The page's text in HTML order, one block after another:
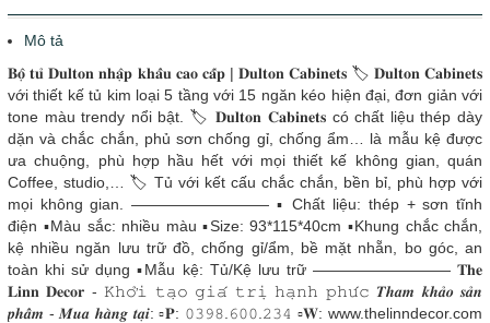
Mô tả
𝐁𝐨̣̂ 𝐭𝐮̉ 𝐃𝐮𝐥𝐭𝐨𝐧 𝐧𝐡𝐚̣̂𝐩 𝐤𝐡𝐚̂̉𝐮 𝐜𝐚𝐨 𝐜𝐚̂́𝐩 | 𝐃𝐮𝐥𝐭𝐨𝐧 𝐂𝐚𝐛𝐢𝐧𝐞𝐭𝐬 🏷 𝐃𝐮𝐥𝐭𝐨𝐧 𝐂𝐚𝐛𝐢𝐧𝐞𝐭𝐬
với thiết kế tủ kim loại 5 tầng với 15 ngăn kéo hiện đại, đơn giản với
tone màu trendy nổi bật. 🏷 𝐃𝐮𝐥𝐭𝐨𝐧 𝐂𝐚𝐛𝐢𝐧𝐞𝐭𝐬 có chất liệu thép dày
dặn và chắc chắn, phủ sơn chống gỉ, chống ẩm… là mẫu kệ được
ưa chuộng, phù hợp hầu hết với mọi thiết kế không gian, quán
Coffee, studio,… 🏷 Tủ với kết cấu chắc chắn, bền bỉ, phù hợp với
mọi không gian. ————————— ▪️ Chất liệu: thép + sơn tĩnh
điện ▪️Màu sắc: nhiều màu ▪️Size: 93*115*40cm ▪️Khung chắc chắn,
kệ nhiều ngăn lưu trữ đồ, chống gỉ/ẩm, bề mặt nhẵn, bo góc, an
toàn khi sử dụng ▪️Mẫu kệ: Tủ/Kệ lưu trữ ————————— 𝐓𝐡𝐞
𝐋𝐢𝐧𝐧 𝐃𝐞𝐜𝐨𝐫 - 𝙺𝚑𝚘̛̉𝚒 𝚝𝚊̣𝚘 𝚐𝚒𝚊́ 𝚝𝚛𝚒̣ 𝚑𝚊̣𝚗𝚑 𝚙𝚑𝚞́𝚌 𝑻𝒉𝒂𝒎 𝒌𝒉𝒂̉𝒐 𝒔𝒂̉𝒏
𝒑𝒉𝒂̂̉𝒎 - 𝑴𝒖𝒂 𝒉𝒂̀𝒏𝒈 𝒕𝒂̣𝒊: ▫𝐏: 𝟶𝟹𝟿𝟾.𝟼𝟶𝟶.𝟸𝟹𝟺 ▫𝐖: www.thelinndecor.com